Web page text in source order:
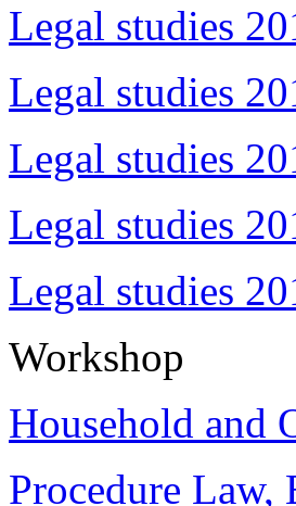
Legal studies
Legal studies
Legal studies
Legal studies
Legal studies
Workshop
Household and
Procedure Law,